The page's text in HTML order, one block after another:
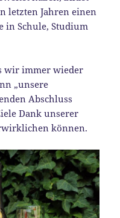
letzten Jahren einen
in Schule, Studium
wir immer wieder
„unsere
Abschluss
Dank unserer
können.